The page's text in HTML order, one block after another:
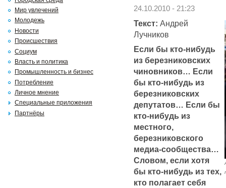
24.10.2010 - 21:23
Текст: Андрей
Лучников
Если бы кто-нибудь
из березниковских
чиновников… Если
бы кто-нибудь из
березниковских
депутатов… Если бы
кто-нибудь из
местного,
березниковского
медиа-сообщества…
Словом, если хотя
бы кто-нибудь из тех,
кто полагает себя
Мир увлечений
Молодежь
Новости
Происшествия
Социум
Власть и политика
Промышленность и бизнес
Потребление
Личное мнение
Специальные приложения
Партнёры